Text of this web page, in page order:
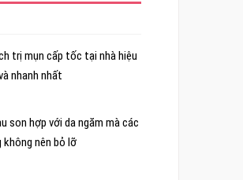
trị mụn cấp tốc tại nhà hiệu
nhanh nhất
son hợp với da ngăm mà các
không nên bỏ lỡ